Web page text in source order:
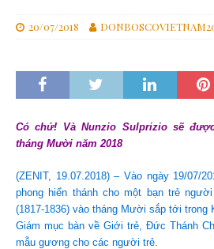
20/07/2018
Có chứ! Và Nunzio Sulprizio sẽ
tháng Mười năm 2018
(ZENIT, 19.07.2018) – Vào ngày 19/07/
phong hiển thánh cho một bạn trẻ
(1817-1836) vào tháng Mười sắp tới trong
Giám mục bàn về Giới trẻ, Đức Thánh
mẫu gương cho các người trẻ.